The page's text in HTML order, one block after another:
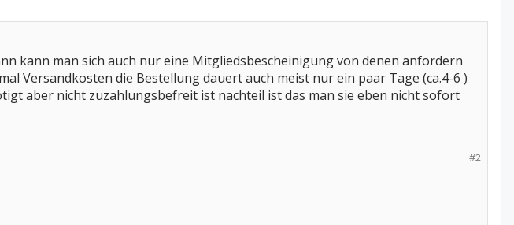
kann man sich auch nur eine Mitgliedsbescheinigung von denen anfordern
Versandkosten die Bestellung dauert auch meist nur ein paar Tage (ca.4-6 )
aber nicht zuzahlungsbefreit ist nachteil ist das man sie eben nicht sofort
#2